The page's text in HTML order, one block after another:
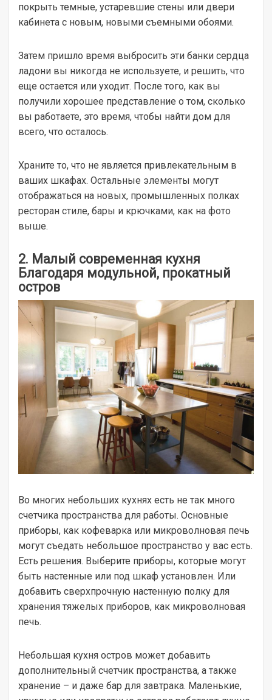
покрыть темные, устаревшие стены или двери
кабинета с новым, новыми съемными обоями.
Затем пришло время выбросить эти банки сердца
ладони вы никогда не используете, и решить, что
еще остается или уходит. После того, как вы
получили хорошее представление о том, сколько
вы работаете, это время, чтобы найти дом для
всего, что осталось.
Храните то, что не является привлекательным в
ваших шкафах. Остальные элементы могут
отображаться на новых, промышленных полках
ресторан стиле, бары и крючками, как на фото
выше.
2. Малый современная кухня
Благодаря модульной, прокатный
остров
Во многих небольших кухнях есть не так много
счетчика пространства для работы. Основные
приборы, как кофеварка или микроволновая печь
могут съедать небольшое пространство у вас есть.
Есть решения. Выберите приборы, которые могут
быть настенные или под шкаф установлен. Или
добавить сверхпрочную настенную полку для
хранения тяжелых приборов, как микроволновая
печь.
Небольшая кухня остров может добавить
дополнительный счетчик пространства, а также
хранение – и даже бар для завтрака. Маленькие,